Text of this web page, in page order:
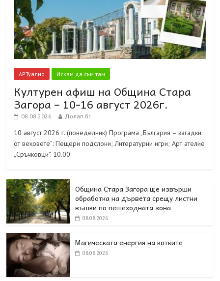
АРТуално Искам да съм там
Културен афиш на Община Стара
Загора – 10-16 август 2026г.
08.08.2026 Долап.бг
10 август 2026 г. (понеделник) Програма „България – загадки
от вековете”: Пещери подслони; Литературни игри; Арт ателие
„Сръчковци”. 10.00 –
Община Стара Загора ще извърши
обработка на дървета срещу листни
въшки по пешеходната зона
08.08.2026
Магическата енергия на котките
08.08.2026